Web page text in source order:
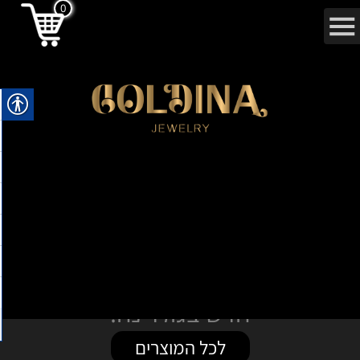
0
חדש בגולדינה:
לכל המוצרים